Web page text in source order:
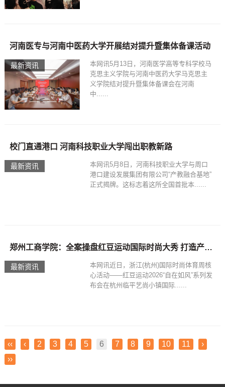
最新资讯
河南医专与河南中医药大学开展结对提升暨集体备课活动
本网讯5月13日，河南医学高等专科学校马
克思主义学院与河南中医药大学马克思主
义学院结对提升暨集体备课会在河南
中......
最新资讯
校门直通港口 河南科技职业大学闯出职教新路
本网讯5月8日，河南科技职业大学与周口
港口建设发展集团有限公司“产教融合基地”
正式揭牌。这标志着这所全国首批本......
最新资讯
郑州工商学院：全案操盘红豆运动国际时尚大秀 打造产教融合育人新范式
本网讯近日，浙江(杭州)国际时尚体育周核
心活动——红豆运动2026“自在如风”系列发
布会在杭州临平艺尚小镇国际......
‹‹ ‹ 2 3 4 5 6 7 8 9 10 11
›
››